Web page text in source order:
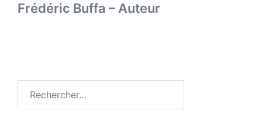
Frédéric Buffa – Auteur